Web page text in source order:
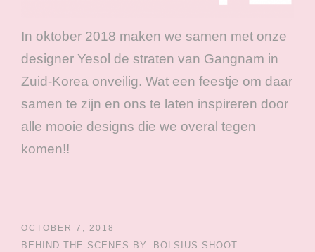
In oktober 2018 maken we samen met onze
designer Yesol de straten van Gangnam in
Zuid-Korea onveilig. Wat een feestje om daar
samen te zijn en ons te laten inspireren door
alle mooie designs die we overal tegen
komen!!
OCTOBER 7, 2018
BEHIND THE SCENES BY: BOLSIUS SHOOT